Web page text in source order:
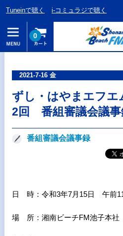
Tuneinで聴く i-コミュラジで聴く
0
2021-7-16 金
ずし・はやまエフ
2回 番組審議会議事
番組審議会議事録
日 時：令和3年7月15日 午前
場 所：湘南ビーチFM池子本社